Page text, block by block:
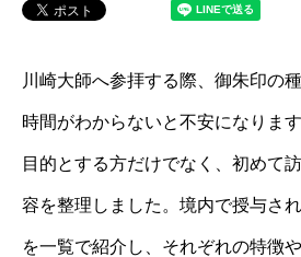
川崎大師へ参拝する際、御朱印の
時間がわからないと不安になりま
目的とする方だけでなく、初めて
容を整理しました。境内で授与さ
を一覧で紹介し、それぞれの特徴